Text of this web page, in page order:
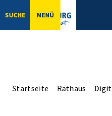
SUCHE MENÜ
Startseite Rathaus